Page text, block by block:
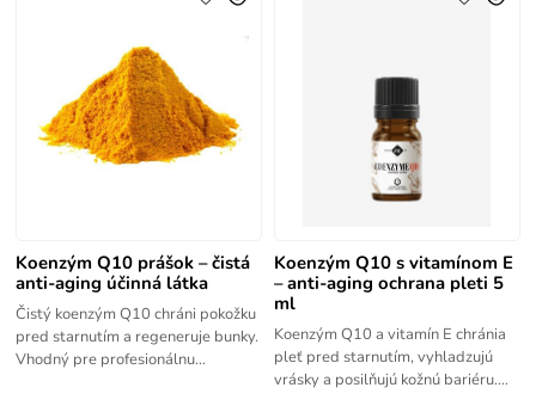
Koenzým Q10 prášok – čistá
anti-aging účinná látka
Čistý koenzým Q10 chráni pokožku
pred starnutím a regeneruje bunky.
Vhodný pre profesionálnu
Koenzým Q10 s vitamínom E
– anti-aging ochrana pleti 5
ml
Koenzým Q10 a vitamín E chránia
pleť pred starnutím, vyhladzujú
vrásky a posilňujú kožnú bariéru.